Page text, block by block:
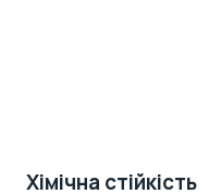
Хімічна стійкість